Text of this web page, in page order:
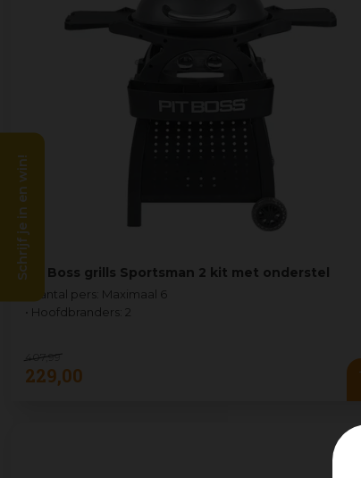
Pit Boss grills Sportsman 2 kit met onderstel
• Aantal pers: Maximaal 6
• Hoofdbranders: 2
407,99
229,00
Schrijf je in en win!